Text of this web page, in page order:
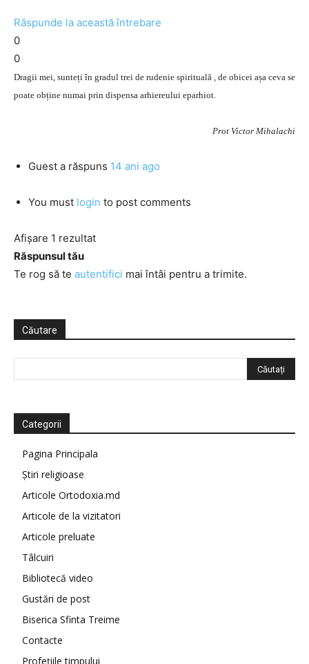
Răspunde la această întrebare
0
0
Dragii mei, sunteți în gradul trei de rudenie spirituală , de obicei așa ceva se
poate obține numai prin dispensa arhiereului eparhiot.
Prot Victor Mihalachi
Guest a răspuns 14 ani ago
You must login to post comments
Afișare 1 rezultat
Răspunsul tău
Te rog să te autentifici mai întâi pentru a trimite.
Căutare
Categorii
Pagina Principala
Știri religioase
Articole Ortodoxia.md
Articole de la vizitatori
Articole preluate
Tâlcuiri
Bibliotecă video
Gustări de post
Biserica Sfinta Treime
Contacte
Profețiile timpului